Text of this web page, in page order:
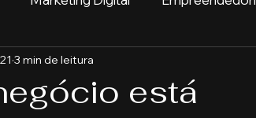
está
3 min de leitura